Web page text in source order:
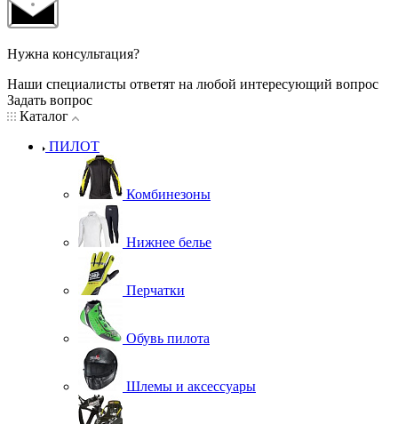
Нужна консультация?
Наши специалисты ответят на любой интересующий вопрос
Задать вопрос
Каталог
ПИЛОТ
Комбинезоны
Нижнее белье
Перчатки
Обувь пилота
Шлемы и аксессуары